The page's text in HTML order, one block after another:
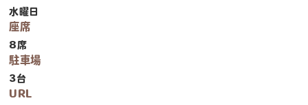
水曜日
座席
8席
駐車場
3台
URL